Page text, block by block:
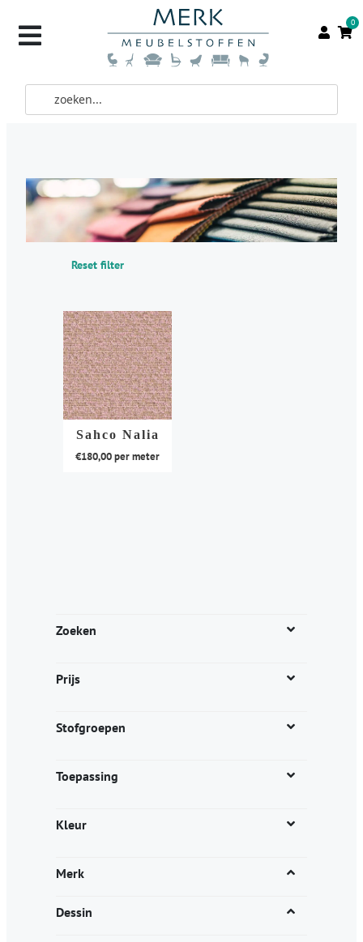
0
Zoeken
Prijs
Stofgroepen
Toepassing
Kleur
Merk
Dessin
Reset filter
Sahco Nalia
€180,00per meter
kan
op
productpagina